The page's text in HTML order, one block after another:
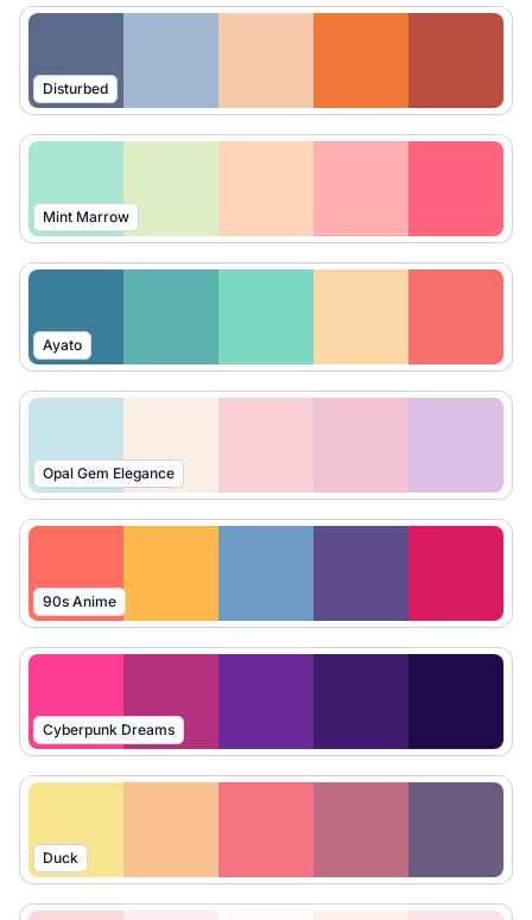
Disturbed
Mint Marrow
Ayato
Opal Gem Elegance
90s Anime
Cyberpunk Dreams
Duck